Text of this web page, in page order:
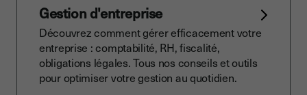
Gestion d'entreprise
Découvrez comment gérer efficacement votre
entreprise : comptabilité, RH, fiscalité,
obligations légales. Tous nos conseils et outils
pour optimiser votre gestion au quotidien.